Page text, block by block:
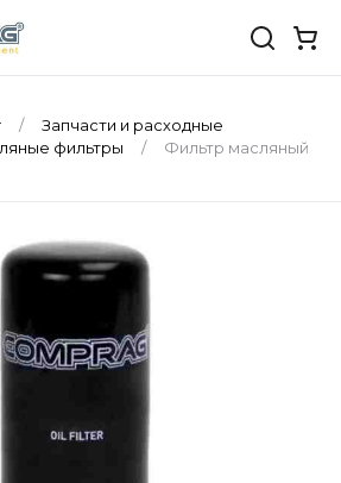
Запчасти и расходные
фильтры
Фильтр масляный